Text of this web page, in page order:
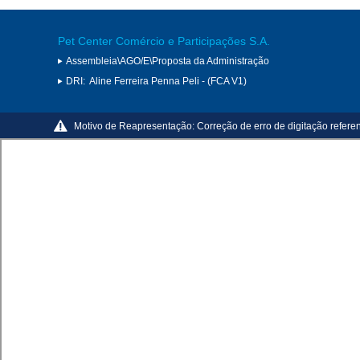
Pet Center Comércio e Participações S.A.
Assembleia\AGO/E\Proposta da Administração
DRI: Aline Ferreira Penna Peli - (FCA V1)
Motivo de Reapresentação: Correção de erro de digitação